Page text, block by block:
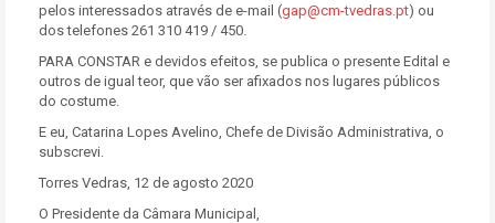
pelos interessados através de e-mail (gap@cm-tvedras.pt) ou
dos telefones 261 310 419 / 450.
PARA CONSTAR e devidos efeitos, se publica o presente Edital e
outros de igual teor, que vão ser afixados nos lugares públicos
do costume.
E eu, Catarina Lopes Avelino, Chefe de Divisão Administrativa, o
subscrevi.
Torres Vedras, 12 de agosto 2020
O Presidente da Câmara Municipal,